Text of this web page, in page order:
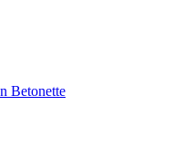
Betonette